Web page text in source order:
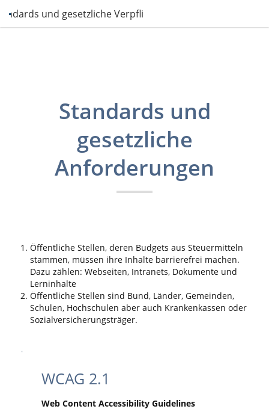
und gesetzliche Verpflichtungen
Standards und
gesetzliche
Anforderungen
Öffentliche Stellen, deren Budgets aus Steuermitteln
stammen, müssen ihre Inhalte barrierefrei machen.
Dazu zählen: Webseiten, Intranets, Dokumente und
Lerninhalte
Öffentliche Stellen sind Bund, Länder, Gemeinden,
Schulen, Hochschulen aber auch Krankenkassen oder
Sozialversicherungsträger.
WCAG 2.1
Web Content Accessibility Guidelines